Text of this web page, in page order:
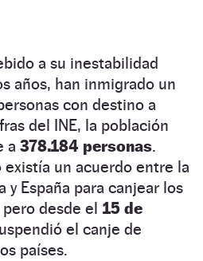
a su inestabilidad
años, han inmigrado un
con destino a
del INE, la población
a 378.184 personas.
existía un acuerdo entre la
y España para canjear los
desde el 15 de
el canje de
países.